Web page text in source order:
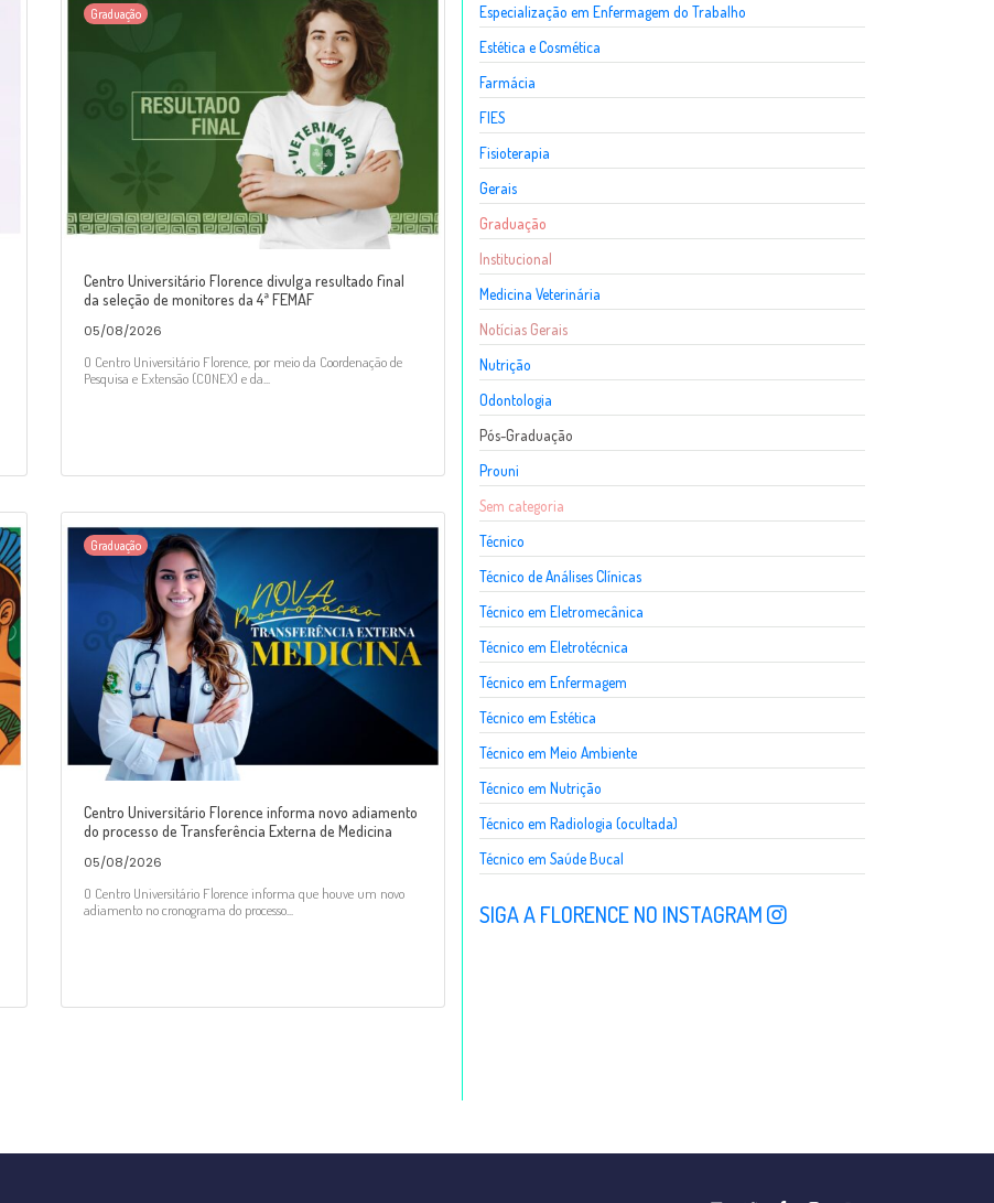
Graduação
Centro Universitário Florence divulga resultado final
da seleção de monitores da 4ª FEMAF
05/08/2026
O Centro Universitário Florence, por meio da Coordenação de
Pesquisa e Extensão (CONEX) e da...
Graduação
Centro Universitário Florence informa novo adiamento
do processo de Transferência Externa de Medicina
05/08/2026
O Centro Universitário Florence informa que houve um novo
adiamento no cronograma do processo...
Especialização em Enfermagem do Trabalho
Estética e Cosmética
Farmácia
FIES
Fisioterapia
Gerais
Graduação
Institucional
Medicina Veterinária
Notícias Gerais
Nutrição
Odontologia
Pós-Graduação
Prouni
Sem categoria
Técnico
Técnico de Análises Clínicas
Técnico em Eletromecânica
Técnico em Eletrotécnica
Técnico em Enfermagem
Técnico em Estética
Técnico em Meio Ambiente
Técnico em Nutrição
Técnico em Radiologia (ocultada)
Técnico em Saúde Bucal
SIGA A FLORENCE NO INSTAGRAM